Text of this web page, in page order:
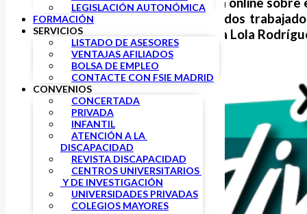
LEGISLACIÓN AUTONÓMICA
FORMACIÓN
SERVICIOS
LISTADO DE ASESORES
VENTAJAS AFILIADOS
BOLSA DE EMPLEO
CONTACTE CON FSIE MADRID
CONVENIOS
CONCERTADA
PRIVADA
INFANTIL
ATENCIÓN A LA
DISCAPACIDAD
REVISTA DISCAPACIDAD
CENTROS UNIVERSITARIOS
Y DE INVESTIGACIÓN
UNIVERSIDADES PRIVADAS
COLEGIOS MAYORES
de vivienda con la ponencia de dos
Inclusión Montijo, en Badajoz, y a Lola